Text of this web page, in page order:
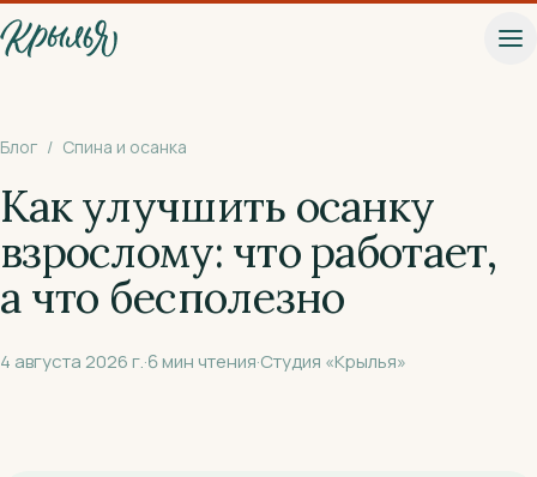
К основному содержанию
Блог / Спина и осанка
Как улучшить осанку
взрослому: что работает,
а что бесполезно
4 августа 2026 г.·6мин чтения·Студия «Крылья»